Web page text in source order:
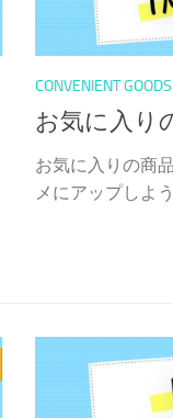
CONVENIENT GOODS
お気に入り
お気に入りの商
メにアップしよ